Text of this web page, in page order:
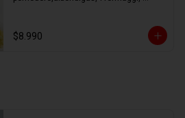
$8.990